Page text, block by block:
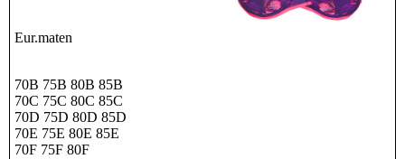
Eur.maten
70B 75B 80B 85B
70C 75C 80C 85C
70D 75D 80D 85D
70E 75E 80E 85E
70F 75F 80F